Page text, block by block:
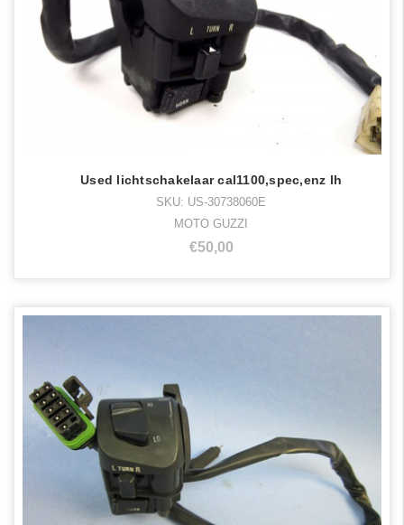
Used lichtschakelaar cal1100,spec,enz lh
SKU: US-30738060E
MOTO GUZZI
€50,00